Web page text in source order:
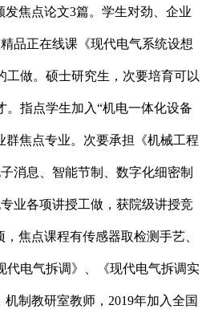
焦点论文3篇。学生对劲、企业
品正在线课《现代电气系统设想
做。硕士研究生，次要培育可以
指点学生加入“机电一体化设备
群焦点专业。次要承担《机械工程
消息、智能节制、数字化细密制
业各项讲授工做，获院级讲授竞
焦点课程有传感器取检测手艺、
代电气拆调》、《现代电气拆调实
制教研室教师，2019年加入全国